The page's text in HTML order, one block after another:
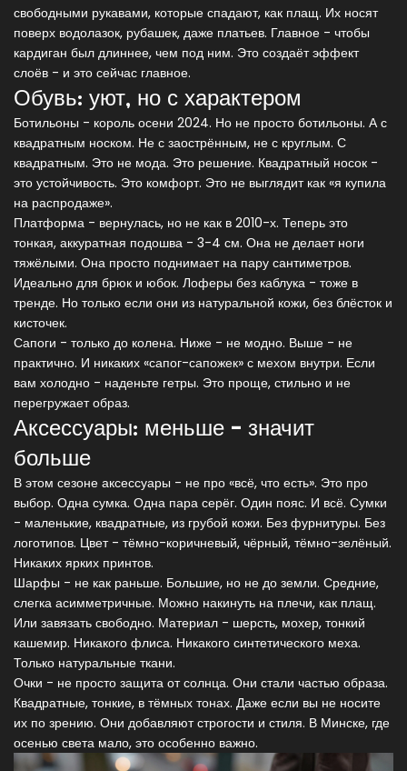
свободными рукавами, которые спадают, как плащ. Их носят
поверх водолазок, рубашек, даже платьев. Главное - чтобы
кардиган был длиннее, чем под ним. Это создаёт эффект
слоёв - и это сейчас главное.
Обувь: уют, но с характером
Ботильоны - король осени 2024. Но не просто ботильоны. А с
квадратным носком. Не с заострённым, не с круглым. С
квадратным. Это не мода. Это решение. Квадратный носок -
это устойчивость. Это комфорт. Это не выглядит как «я купила
на распродаже».
Платформа - вернулась, но не как в 2010-х. Теперь это
тонкая, аккуратная подошва - 3-4 см. Она не делает ноги
тяжёлыми. Она просто поднимает на пару сантиметров.
Идеально для брюк и юбок. Лоферы без каблука - тоже в
тренде. Но только если они из натуральной кожи, без блёсток и
кисточек.
Сапоги - только до колена. Ниже - не модно. Выше - не
практично. И никаких «сапог-сапожек» с мехом внутри. Если
вам холодно - наденьте гетры. Это проще, стильно и не
перегружает образ.
Аксессуары: меньше - значит
больше
В этом сезоне аксессуары - не про «всё, что есть». Это про
выбор. Одна сумка. Одна пара серёг. Один пояс. И всё. Сумки
- маленькие, квадратные, из грубой кожи. Без фурнитуры. Без
логотипов. Цвет - тёмно-коричневый, чёрный, тёмно-зелёный.
Никаких ярких принтов.
Шарфы - не как раньше. Большие, но не до земли. Средние,
слегка асимметричные. Можно накинуть на плечи, как плащ.
Или завязать свободно. Материал - шерсть, мохер, тонкий
кашемир. Никакого флиса. Никакого синтетического меха.
Только натуральные ткани.
Очки - не просто защита от солнца. Они стали частью образа.
Квадратные, тонкие, в тёмных тонах. Даже если вы не носите
их по зрению. Они добавляют строгости и стиля. В Минске, где
осенью света мало, это особенно важно.